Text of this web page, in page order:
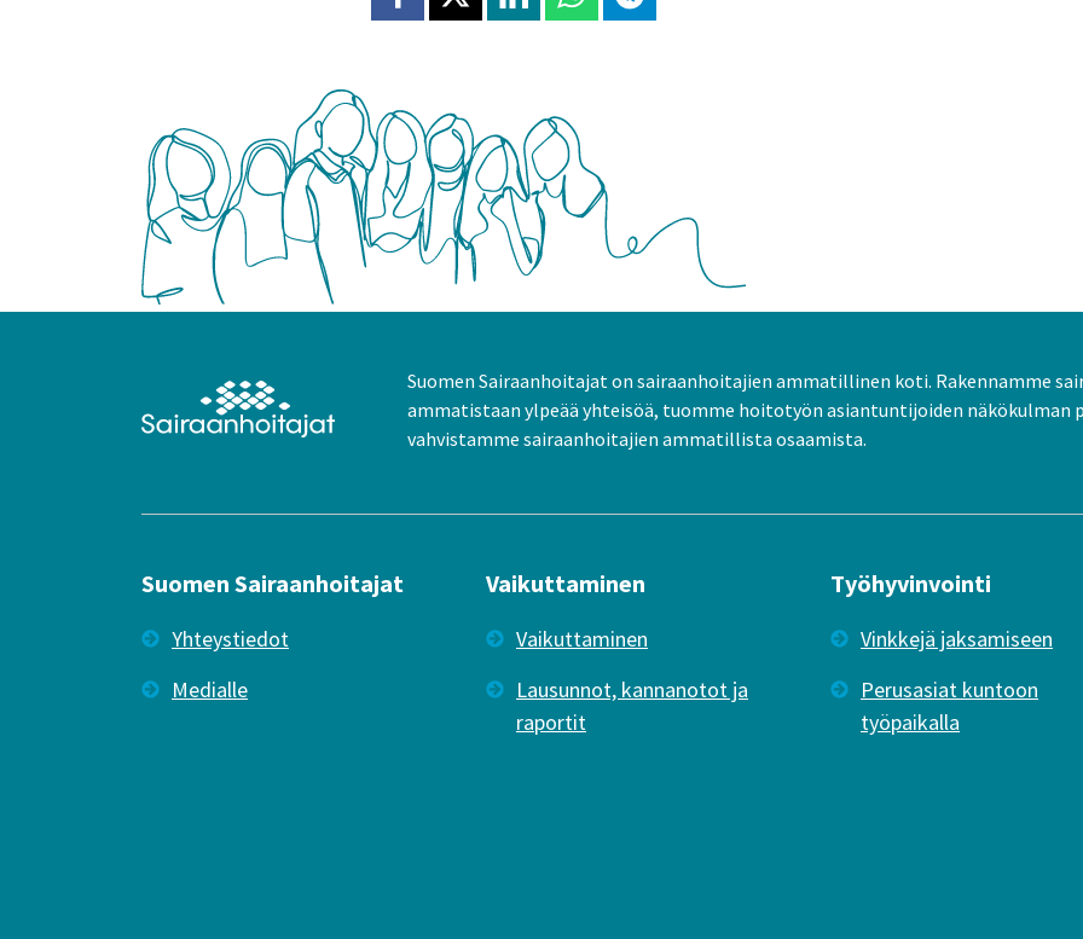
Jaa Facebookissa
Jaa X:ssäJaa Linkedinissä
Jaa Whatsappissa
Jaa Telegramissa
Suomen Sairaanhoitajat on sairaanhoitajien ammatillinen koti. Rakennamme
ammatistaan ylpeää yhteisöä, tuomme hoitotyön asiantuntijoiden näkökulman
vahvistamme sairaanhoitajien ammatillista osaamista.
Suomen Sairaanhoitajat
Yhteystiedot
Medialle
Vaikuttaminen
Vaikuttaminen
Lausunnot, kannanotot ja
raportit
Työhyvinvointi
Vinkkejä jaksamiseen
Perusasiat kuntoon
työpaikalla